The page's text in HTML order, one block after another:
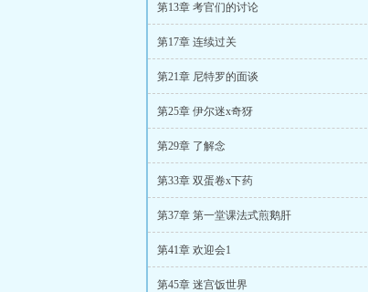
第13章 考官们的讨论
第17章 连续过关
第21章 尼特罗的面谈
第25章 伊尔迷x奇犽
第29章 了解念
第33章 双蛋卷x下药
第37章 第一堂课法式煎鹅肝
第41章 欢迎会1
第45章 迷宫饭世界